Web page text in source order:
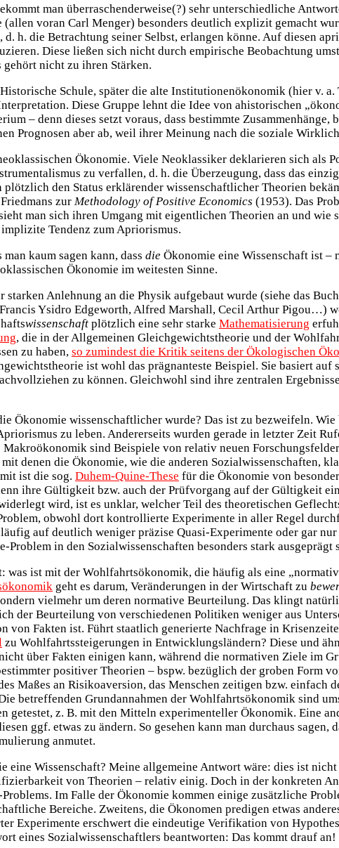
man überraschenderweise(?) sehr unterschiedliche
voran Carl Menger) besonders deutlich explizit gemacht
h. die Betrachtung seiner Selbst, erlangen könne. Auf diesen
Diese ließen sich nicht durch empirische Beobachtung
nicht zu ihren Stärken.
Schule, später die alte Institutionenökonomik (hier v.
Diese Gruppe lehnt die Idee von ahistorischen
– denn dieses setzt voraus, dass bestimmte
Prognosen aber ab, weil ihrer Meinung nach die soziale
Ökonomie. Viele Neoklassiker deklarieren sich als
zu verfallen, d. h. die Überzeugung, dass das
den Status erklärender wissenschaftlicher Theorien
zur Methodology of Positive Economics (1953). Das
man sich ihren Umgang mit eigentlichen Theorien an und wie
Tendenz zum Apriorismus.
kaum sagen kann, dass die Ökonomie eine Wissenschaft ist –
Ökonomie im weitesten Sinne.
Anlehnung an die Physik aufgebaut wurde (siehe das Buch
Ysidro Edgeworth, Alfred Marshall, Cecil Arthur Pigou…)
wissenschaft plötzlich eine sehr starke Mathematisierung
, die in der Allgemeinen Gleichgewichtstheorie und der
zu haben, so zumindest die Kritik seitens der Ökologischen
ist wohl das prägnanteste Beispiel. Sie basiert auf
zu können. Gleichwohl sind ihre zentralen
Ökonomie wissenschaftlicher wurde? Das ist zu bezweifeln.
zu leben. Andererseits wurden gerade in letzter Zeit
sind Beispiele von relativ neuen
denen die Ökonomie, wie die anderen Sozialwissenschaften,
ist die sog. Duhem-Quine-These für die Ökonomie von
ihre Gültigkeit bzw. auch der Prüfvorgang auf der Gültigkeit
wird, ist es unklar, welcher Teil des theoretischen
obwohl dort kontrollierte Experimente in aller Regel
auf deutlich weniger präzise Quasi-Experimente oder gar
Problem in den Sozialwissenschaften besonders stark ausgeprägt
was ist mit der Wohlfahrtsökonomik, die häufig als eine
geht es darum, Veränderungen in der Wirtschaft zu
vielmehr um deren normative Beurteilung. Das klingt
der Beurteilung von verschiedenen Politiken weniger aus
von Fakten ist. Führt staatlich generierte Nachfrage in
zu Wohlfahrtssteigerungen in Entwicklungsländern? Diese und
über Fakten einigen kann, während die normativen Ziele im
positiver Theorien – bspw. bezüglich der groben Form
Maßes an Risikoaversion, das Menschen zeitigen bzw. einfach
betreffenden Grundannahmen der Wohlfahrtsökonomik sind
getestet, z. B. mit den Mitteln experimenteller Ökonomik. Eine
ggf. etwas zu ändern. So gesehen kann man durchaus
anmutet.
eine Wissenschaft? Meine allgemeine Antwort wäre: dies ist
von Theorien – relativ einig. Doch in der konkreten
Im Falle der Ökonomie kommen einige zusätzliche
Bereiche. Zweitens, die Ökonomen predigen etwas
erschwert die eindeutige Verifikation von
eines Sozialwissenschaftlers beantworten: Das kommt drauf an!